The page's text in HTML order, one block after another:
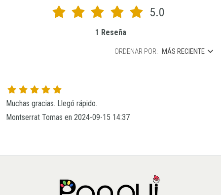
5.0
1 Reseña
ORDENAR POR: MÁS RECIENTE
Montserrat Tomas en 2024-09-15 14:37